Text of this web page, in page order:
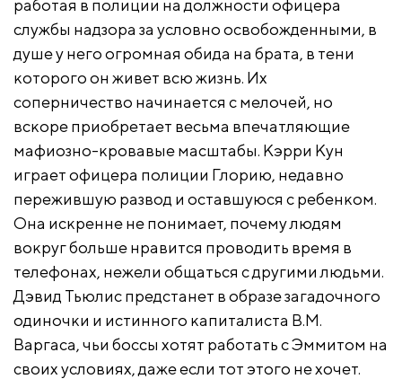
работая в полиции на должности офицера
службы надзора за условно освобожденными, в
душе у него огромная обида на брата, в тени
которого он живет всю жизнь. Их
соперничество начинается с мелочей, но
вскоре приобретает весьма впечатляющие
мафиозно-кровавые масштабы. Кэрри Кун
играет офицера полиции Глорию, недавно
пережившую развод и оставшуюся с ребенком.
Она искренне не понимает, почему людям
вокруг больше нравится проводить время в
телефонах, нежели общаться с другими людьми.
Дэвид Тьюлис предстанет в образе загадочного
одиночки и истинного капиталиста В.М.
Варгаса, чьи боссы хотят работать с Эммитом на
своих условиях, даже если тот этого не хочет.